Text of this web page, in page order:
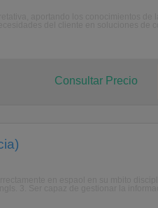
Consultar Precio